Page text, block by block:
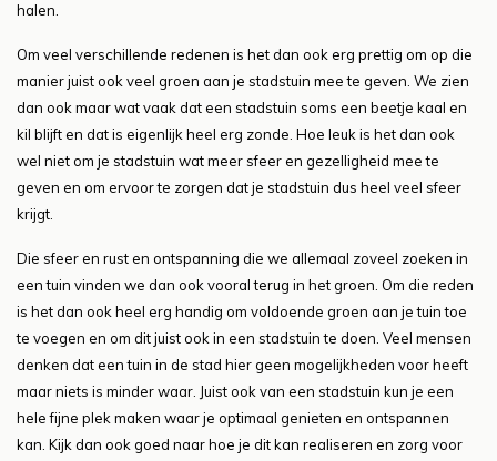
halen.
Om veel verschillende redenen is het dan ook erg prettig om op die
manier juist ook veel groen aan je stadstuin mee te geven. We zien
dan ook maar wat vaak dat een stadstuin soms een beetje kaal en
kil blijft en dat is eigenlijk heel erg zonde. Hoe leuk is het dan ook
wel niet om je stadstuin wat meer sfeer en gezelligheid mee te
geven en om ervoor te zorgen dat je stadstuin dus heel veel sfeer
krijgt.
Die sfeer en rust en ontspanning die we allemaal zoveel zoeken in
een tuin vinden we dan ook vooral terug in het groen. Om die reden
is het dan ook heel erg handig om voldoende groen aan je tuin toe
te voegen en om dit juist ook in een stadstuin te doen. Veel mensen
denken dat een tuin in de stad hier geen mogelijkheden voor heeft
maar niets is minder waar. Juist ook van een stadstuin kun je een
hele fijne plek maken waar je optimaal genieten en ontspannen
kan. Kijk dan ook goed naar hoe je dit kan realiseren en zorg voor